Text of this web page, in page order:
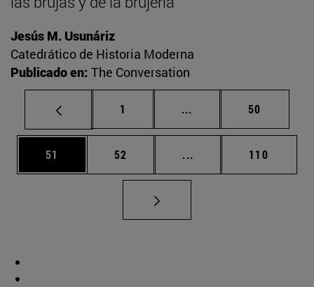
Jesús M. Usunáriz
Catedrático de Historia Moderna
Publicado en: The Conversation
Página
1 ... Páginas intermedias
Página
50
Página
51 Página
52 ... Páginas intermedias
Página
110